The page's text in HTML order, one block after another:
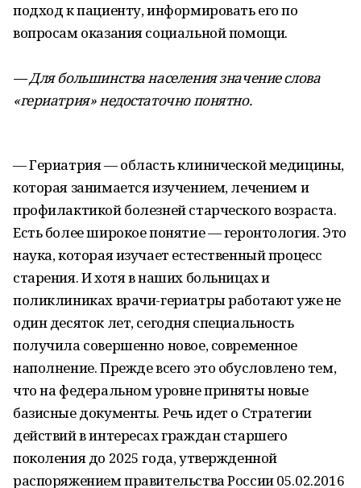
подход к пациенту, информировать его по
вопросам оказания социальной помощи.
— Для большинства населения значение слова
«гериатрия» недостаточно понятно.
— Гериатрия — область клинической медицины,
которая занимается изучением, лечением и
профилактикой болезней старческого возраста.
Есть более широкое понятие — геронтология. Это
наука, которая изучает естественный процесс
старения. И хотя в наших больницах и
поликлиниках врачи-гериатры работают уже не
один десяток лет, сегодня специальность
получила совершенно новое, современное
наполнение. Прежде всего это обусловлено тем,
что на федеральном уровне приняты новые
базисные документы. Речь идет о Стратегии
действий в интересах граждан старшего
поколения до 2025 года, утвержденной
распоряжением правительства России 05.02.2016